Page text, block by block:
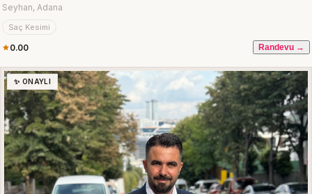
Seyhan, Adana
Saç Kesimi
0.00 Randevu →
✨ ONAYLI